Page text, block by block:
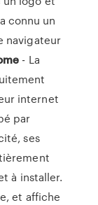
connu un
navigateur
- La
internet
par
ses
à installer.
et affiche